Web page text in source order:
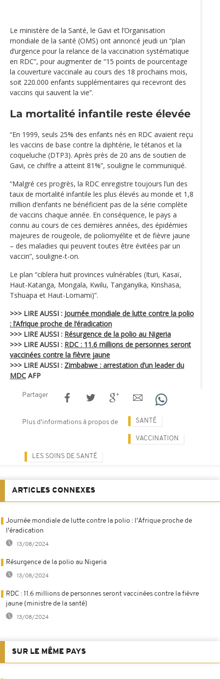
Le ministère de la Santé, le Gavi et l’Organisation
mondiale de la santé (OMS) ont annoncé jeudi un “plan
d’urgence pour la relance de la vaccination systématique
en RDC”, pour augmenter de “15 points de pourcentage
la couverture vaccinale au cours des 18 prochains mois,
soit 220.000 enfants supplémentaires qui recevront des
vaccins qui sauvent la vie”.
La mortalité infantile reste élevée
“En 1999, seuls 25% des enfants nés en RDC avaient reçu
les vaccins de base contre la diphtérie, le tétanos et la
coqueluche (DTP3). Après près de 20 ans de soutien de
Gavi, ce chiffre a atteint 81%”, souligne le communiqué.
“Malgré ces progrès, la RDC enregistre toujours l’un des
taux de mortalité infantile les plus élevés au monde et 1,8
million d’enfants ne bénéficient pas de la série complète
de vaccins chaque année. En conséquence, le pays a
connu au cours de ces dernières années, des épidémies
majeures de rougeole, de poliomyélite et de fièvre jaune
– des maladies qui peuvent toutes être évitées par un
vaccin”, souligne-t-on.
Le plan “ciblera huit provinces vulnérables (Ituri, Kasaï,
Haut-Katanga, Mongala, Kwilu, Tanganyika, Kinshasa,
Tshuapa et Haut-Lomami)”.
>>> LIRE AUSSI : Journée mondiale de lutte contre la polio
: l’Afrique proche de l‘éradication
>>> LIRE AUSSI : Résurgence de la polio au Nigeria
>>> LIRE AUSSI : RDC : 11.6 millions de personnes seront
vaccinées contre la fièvre jaune
>>> LIRE AUSSI : Zimbabwe : arrestation d’un leader du
MDC AFP
Partager
Plus d'informations à propos de SANTÉ
VACCINATION
LES SOINS DE SANTÉ
ARTICLES CONNEXES
Journée mondiale de lutte contre la polio : l'Afrique proche de
l'éradication
13/08/2024
Résurgence de la polio au Nigeria
13/08/2024
RDC : 11.6 millions de personnes seront vaccinées contre la fièvre
jaune (ministre de la santé)
13/08/2024
SUR LE MÊME PAYS